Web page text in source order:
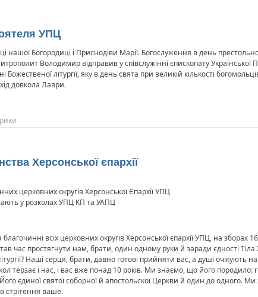
УПЦ
нашої Богородиці і Приснодіви Марії. Богослуження в день
Володимир відправив у співслужінні єпископату Української
літургії, яку в день свята при великій кількості
довкола Лаври.
Херсонської єпархії
церковних округів Херсонської Єпархії УПЦ
у розколах УПЦ КП та УАПЦ
благочинні всіх церковних округів Херсонської єпархії УПЦ, на
час простягнути нам, брати, один одному руки й заради єдності Тіла
Наші серця, брати, давно готові прийняти вас, а душі
терзає і нас, і вас вже понад 10 років. Ми знаємо, що його
єдиної святої соборної й апостольскої Церкви й один до одного.
стрітення ваше.